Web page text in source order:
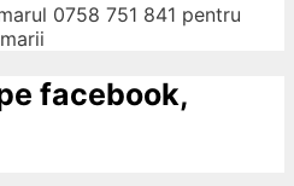
0758 751 841 pentru
facebook,